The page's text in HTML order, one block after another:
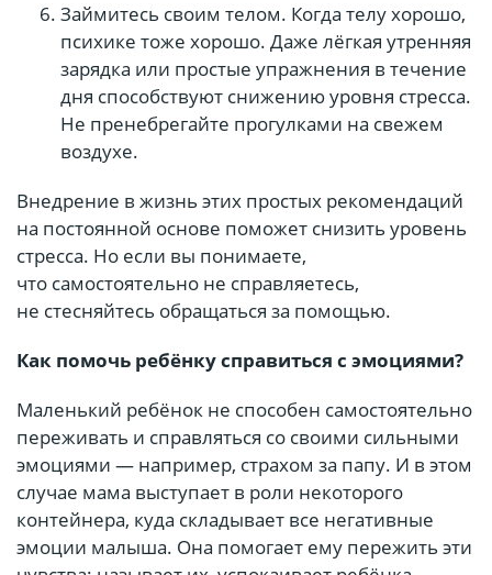
Займитесь своим телом. Когда телу хорошо,
психике тоже хорошо. Даже лёгкая утренняя
зарядка или простые упражнения в течение
дня способствуют снижению уровня стресса.
Не пренебрегайте прогулками на свежем
воздухе.
Внедрение в жизнь этих простых рекомендаций
на постоянной основе поможет снизить уровень
стресса. Но если вы понимаете,
что самостоятельно не справляетесь,
не стесняйтесь обращаться за помощью.
Как помочь ребёнку справиться с эмоциями?
Маленький ребёнок не способен самостоятельно
переживать и справляться со своими сильными
эмоциями — например, страхом за папу. И в этом
случае мама выступает в роли некоторого
контейнера, куда складывает все негативные
эмоции малыша. Она помогает ему пережить эти